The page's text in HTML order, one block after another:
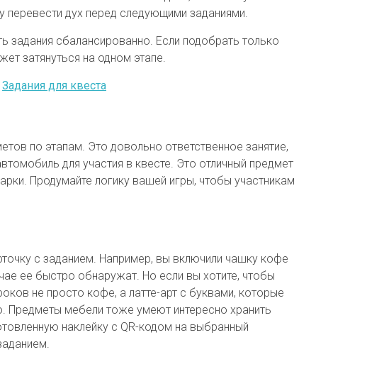
перевести дух перед следующими заданиями.
задания сбалансированно. Если подобрать только
затянуться на одном этапе.
Задания для квеста
по этапам. Это довольно ответственное занятие,
для участия в квесте. Это отличный предмет
Продумайте логику вашей игры, чтобы участникам
с заданием. Например, вы включили чашку кофе
ее быстро обнаружат. Но если вы хотите, чтобы
не просто кофе, а латте-арт с буквами, которые
Предметы мебели тоже умеют интересно хранить
наклейку с QR-кодом на выбранный